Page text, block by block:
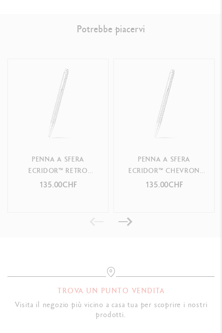
Rif. 890.377
Potrebbe piacervi
PENNA A SFERA
ECRIDOR™ RETRO
PLATINATA
135.00CHF
PENNA A SFERA
ECRIDOR™ CHEVRON
PLATINATA
135.00CHF
TROVA UN PUNTO VENDITA
Visita il negozio più vicino a casa tua per scoprire i nostri
prodotti.